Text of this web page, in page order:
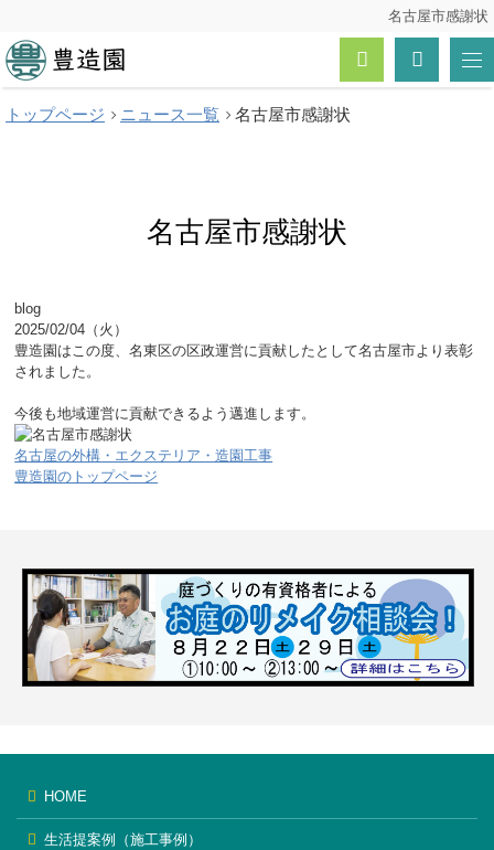
名古屋市感謝状
トップページ ニュース一覧 名古屋市感謝状
名古屋市感謝状
blog
2025/02/04（火）
豊造園はこの度、名東区の区政運営に貢献したとして名古屋市より表彰
されました。
今後も地域運営に貢献できるよう邁進します。
名古屋の外構・エクステリア・造園工事
豊造園のトップページ
HOME
生活提案例（施工事例）